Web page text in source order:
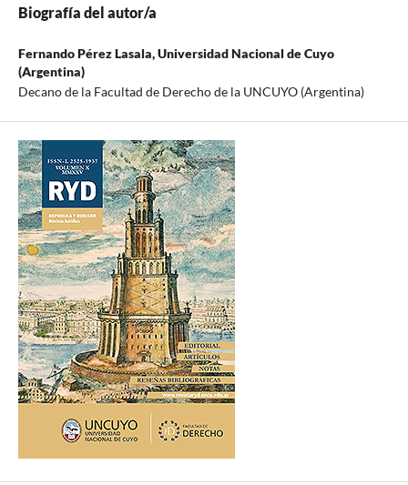
Biografía del autor/a
Fernando Pérez Lasala,Universidad Nacional de Cuyo
(Argentina)
Decano de la Facultad de Derecho de la UNCUYO (Argentina)